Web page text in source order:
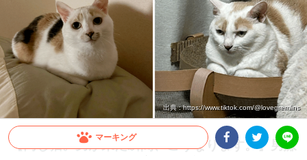
マーキング
出典 : https://www.tiktok.com/@lovegremlins
【同じ猫。男が来た瞬間、こうなります。】男嫌